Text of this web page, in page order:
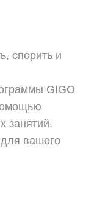
спорить и
GIGO
занятий,
для вашего